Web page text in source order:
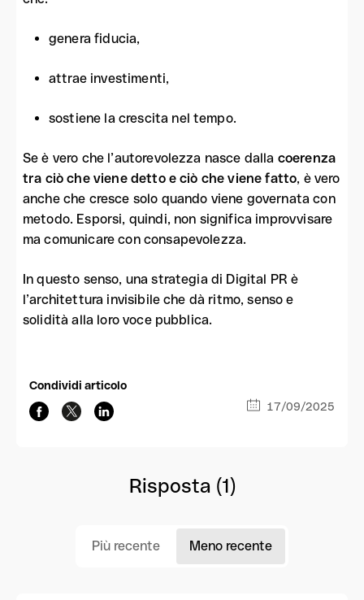
genera fiducia,
attrae investimenti,
sostiene la crescita nel tempo.
Se è vero che l’autorevolezza nasce dalla coerenza
tra ciò che viene detto e ciò che viene fatto, è vero
anche che cresce solo quando viene governata con
metodo. Esporsi, quindi, non significa improvvisare
ma comunicare con consapevolezza.
In questo senso, una strategia di Digital PR è
l’architettura invisibile che dà ritmo, senso e
solidità alla loro voce pubblica.
Condividi articolo
17/09/2025
Risposta (1)
Più recente Meno recente